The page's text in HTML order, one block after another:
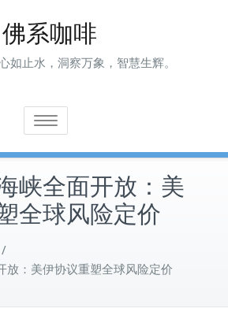
佛系咖啡
如止水，洞察万象，智慧生辉。
Toggle navigation
峡全面开放：美
全球风险定价
/
放：美伊协议重塑全球风险定价